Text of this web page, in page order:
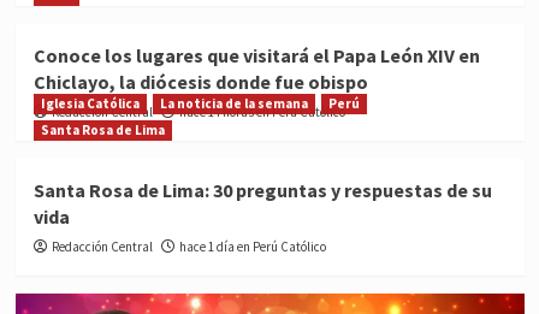
Conoce los lugares que visitará el Papa León XIV en
Chiclayo, la diócesis donde fue obispo
Redacción Central hace 14 horas en Perú Católico
Iglesia Católica La noticia de la semana
Perú
Santa Rosa de Lima
Santa Rosa de Lima: 30 preguntas y respuestas de su
vida
Redacción Central hace 1 día en Perú Católico